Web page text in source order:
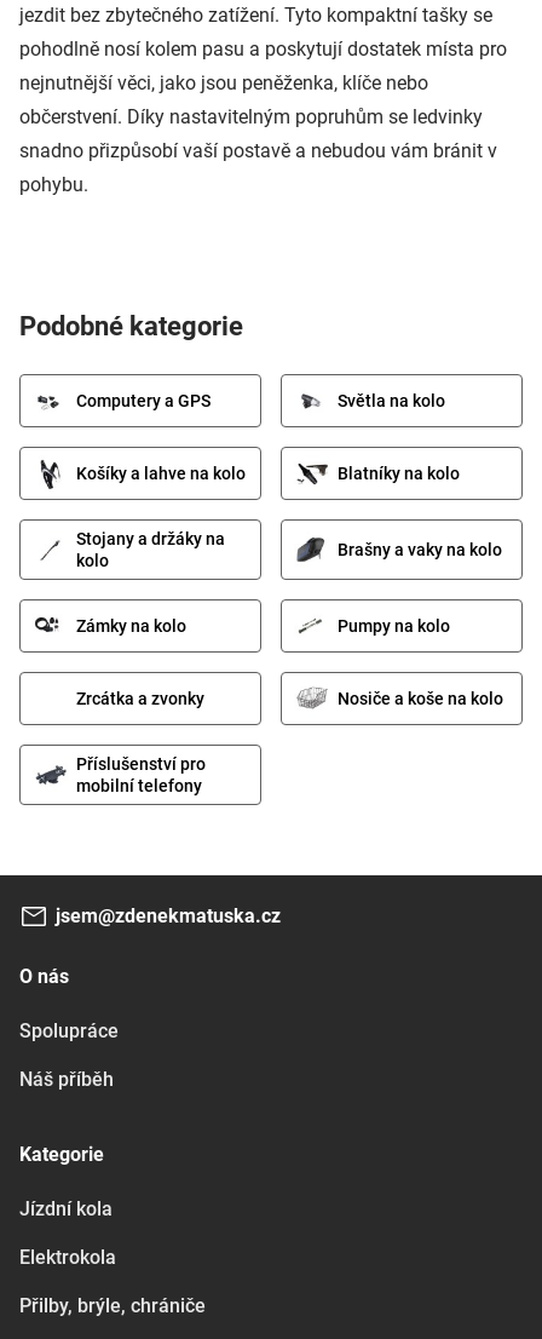
jezdit bez zbytečného zatížení. Tyto kompaktní tašky se
pohodlně nosí kolem pasu a poskytují dostatek místa pro
nejnutnější věci, jako jsou peněženka, klíče nebo
občerstvení. Díky nastavitelným popruhům se ledvinky
snadno přizpůsobí vaší postavě a nebudou vám bránit v
pohybu.
Podobné kategorie
Computery a GPS Světla na kolo
Košíky a lahve na kolo Blatníky na kolo
Stojany a držáky na
kolo
Brašny a vaky na kolo
Zámky na kolo Pumpy na kolo
Zrcátka a zvonky Nosiče a koše na kolo
Příslušenství pro
mobilní telefony
jsem@zdenekmatuska.cz
O nás
Spolupráce
Náš příběh
Kategorie
Jízdní kola
Elektrokola
Přilby, brýle, chrániče